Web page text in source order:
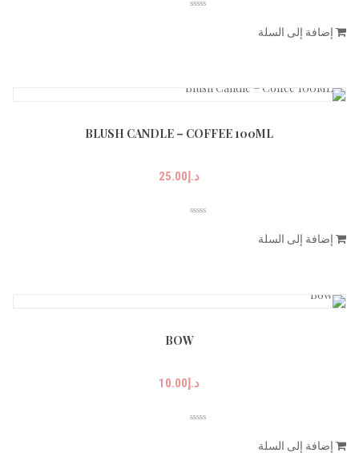
إضافة إلى السلة
BLUSH CANDLE – COFFEE 100ML
د.إ25.00
إضافة إلى السلة
BOW
د.إ10.00
إضافة إلى السلة